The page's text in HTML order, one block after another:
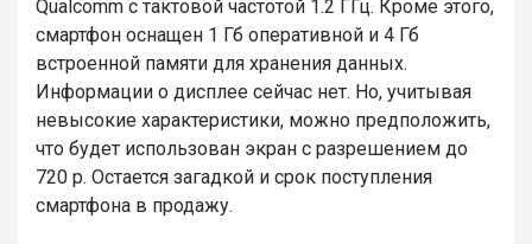
Qualcomm с тактовой частотой 1.2 ГГц. Кроме этого,
смартфон оснащен 1 Гб оперативной и 4 Гб
встроенной памяти для хранения данных.
Информации о дисплее сейчас нет. Но, учитывая
невысокие характеристики, можно предположить,
что будет использован экран с разрешением до
720 р. Остается загадкой и срок поступления
смартфона в продажу.